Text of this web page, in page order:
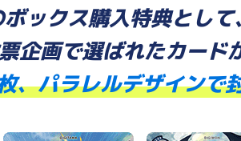
ックス購入特典として、
企画で選ばれたカード
、パラレルデザインで